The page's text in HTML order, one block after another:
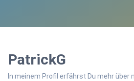
PatrickG
In meinem Profil erfährst Du mehr über